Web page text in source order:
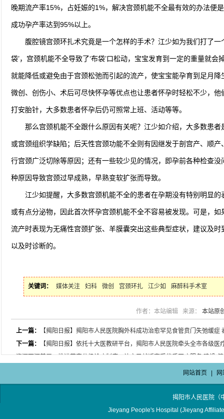
晚期流产率15%，占妊娠的1%，解决宫颈机能不全最有效的办法便
成功孕产率达到95%以上。
腹腔镜宫颈环扎术究竟是一个怎样的手术？江少如为我们打了一
袋’，宫颈机能不全导致了‘布袋’口松动，宝宝发育到一定的重量就会
就能降低或避免由于宫颈松弛而引起的流产，使宝宝能孕育到足月
微创、创伤小、术后可尽快怀孕等优点也让患者怀孕时轻松不少，
打安胎针，大多数患者怀孕后仍可照常上班、活动等等。
那么宫颈机能不全跟什么原因有关呢？江少如介绍，大多数患
或宫颈组织学缺陷；后天性宫颈功能不全则有因继发于剖宫产、顺
行宫颈广泛切除等原因；还有一些较少见的情况，即孕前各种检查
种原因导致宫颈过早成熟，早熟变软扩张而导致。
江少如提醒，大多数宫颈机能不全的患者在孕期没有特别明显
或有点分泌物，因此首次怀孕宫颈机能不全不容易被发现。可是，
流产时表现为无痛性宫颈扩张、羊膜囊突出这些典型症状，建议及
以及时诊断的。
关键词： 媒体关注 妇科 微创 宫颈环扎 江少如 麻醉科手术室
作者：本站编辑 来源： 本站原
上一篇：
【揭阳日报】揭阳市人民医院胸外科成功治愈罕见食管贲门失弛缓
下一篇：
【揭阳日报】依托十大医教研平台，揭阳市人民医院牵头全市各级
资源下沉基层，推进落实分级诊疗制度，让市民就近享受优质医疗服务 建设“
网站首页
揭阳市人民医院
Jieyang People's Hospital (Jieyang